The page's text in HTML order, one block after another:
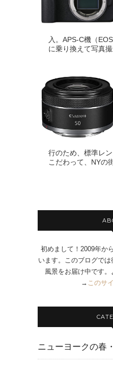
入。APS-C機（
に乗り換えて写真
行のため、標準レ
こだわって、NYの
初めまして！2009年か
います。このブログで
風景をお届け中です。
→ このサ
ニューヨークの春